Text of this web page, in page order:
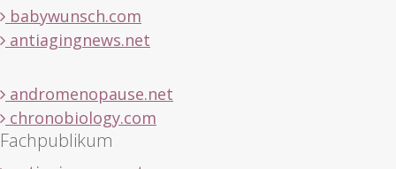
babywunsch.com
antiagingnews.net
andromenopause.net
chronobiology.com
Fachpublikum